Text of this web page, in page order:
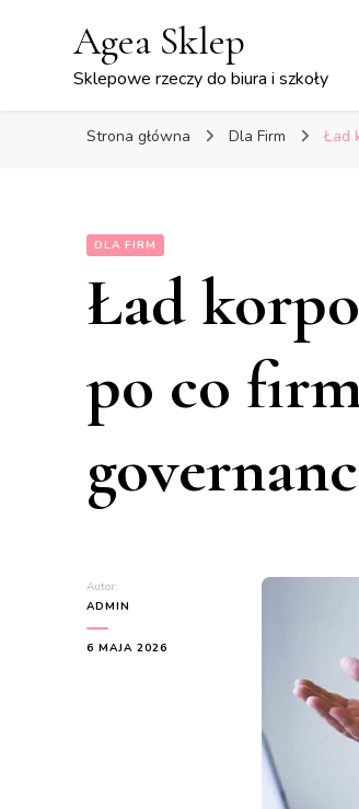
Agea Sklep
Sklepowe rzeczy do biura i szkoły
Strona główna Dla Firm Ład
DLA FIRM
Ład
po co
Autor:
ADMIN
6 MAJA 2026